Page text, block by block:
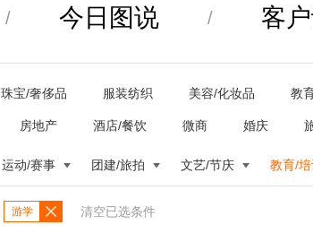
/ 今日图说 / 客
珠宝/奢侈品 服装纺织 美容/化妆品 教
房地产 酒店/餐饮 微商 婚庆
运动/赛事 团建/旅拍 文艺/节庆 教育/培
游学 清空已选条件